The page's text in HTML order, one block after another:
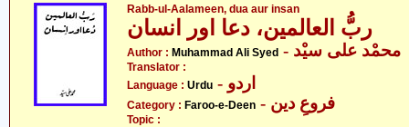
Rabb-ul-Aalameen, dua aur insan
ربُّ العالمین، دعا اور انسان
Author : Muhammad Ali Syed - محمْد علی سیْد
Translator :
Language : Urdu - اردو
Category : Faroo-e-Deen - فروعِ دین
Topic :